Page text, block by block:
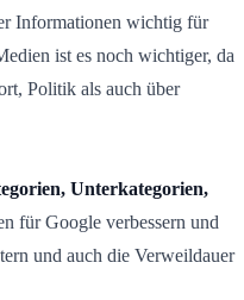
Informationen wichtig für
ist es noch wichtiger, da
Politik als auch über
Unterkategorien,
für Google verbessern und
und auch die Verweildauer